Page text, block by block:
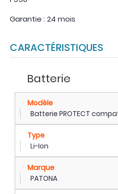
Garantie : 24 mois
CARACTÉRISTIQUES
Batterie
Modèle
Batterie PROTECT
Type
Li-Ion
Marque
PATONA